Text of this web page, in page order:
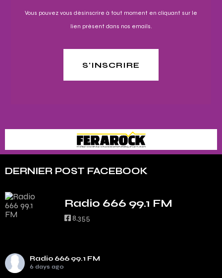
Vous pouvez vous désinscrire à tout moment en cliquant sur le
lien présent dans nos emails.
S'INSCRIRE
DERNIER POST FACEBOOK
Radio 666 99.1 FM
8,355
Radio 666 99.1 FM
6 days ago